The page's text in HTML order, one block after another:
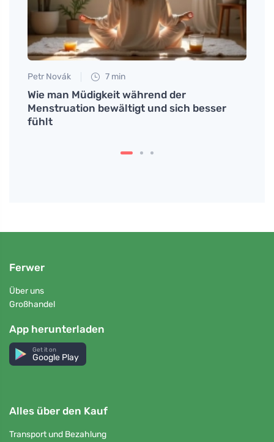
Petr Novák 7 min
Wie man Müdigkeit während der
Menstruation bewältigt und sich besser
fühlt
Ferwer
Über uns
Großhandel
App herunterladen
Get it on
Google Play
Alles über den Kauf
Transport und Bezahlung